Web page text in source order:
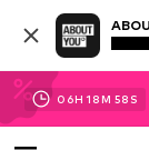
06H 18M 57 S